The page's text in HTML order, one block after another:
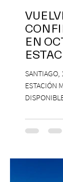
EN
SANTIAGO,
ESTACIÓN
con una
yoga,
Antonella